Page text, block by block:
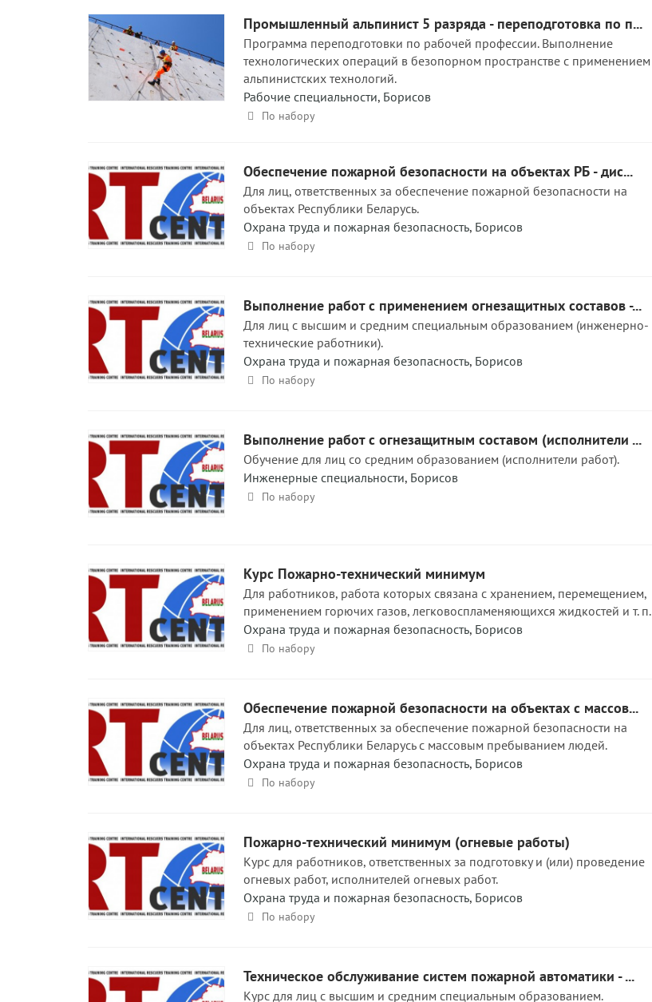
Промышленный альпинист 5 разряда - переподготовка по п...
Программа переподготовки по рабочей профессии. Выполнение
технологических операций в безопорном пространстве с применением
альпинистских технологий.
Рабочие специальности, Борисов
По набору
Обеспечение пожарной безопасности на объектах РБ - дис...
Для лиц, ответственных за обеспечение пожарной безопасности на
объектах Республики Беларусь.
Охрана труда и пожарная безопасность, Борисов
По набору
Выполнение работ с применением огнезащитных составов -...
Для лиц с высшим и средним специальным образованием (инженерно-
технические работники).
Охрана труда и пожарная безопасность, Борисов
По набору
Выполнение работ с огнезащитным составом (исполнители ...
Обучение для лиц со средним образованием (исполнители работ).
Инженерные специальности, Борисов
По набору
Курс Пожарно-технический минимум
Для работников, работа которых связана с хранением, перемещением,
применением горючих газов, легковоспламеняющихся жидкостей и т. п.
Охрана труда и пожарная безопасность, Борисов
По набору
Обеспечение пожарной безопасности на объектах с массов...
Для лиц, ответственных за обеспечение пожарной безопасности на
объектах Республики Беларусь с массовым пребыванием людей.
Охрана труда и пожарная безопасность, Борисов
По набору
Пожарно-технический минимум (огневые работы)
Курс для работников, ответственных за подготовку и (или) проведение
огневых работ, исполнителей огневых работ.
Охрана труда и пожарная безопасность, Борисов
По набору
Техническое обслуживание систем пожарной автоматики - ...
Курс для лиц с высшим и средним специальным образованием.